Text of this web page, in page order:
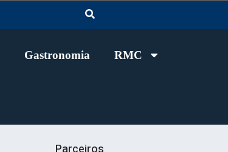
Gastronomia RMC